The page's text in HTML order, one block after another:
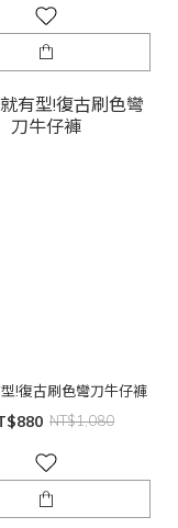
!復古刷色彎刀牛仔褲
NT$1,080